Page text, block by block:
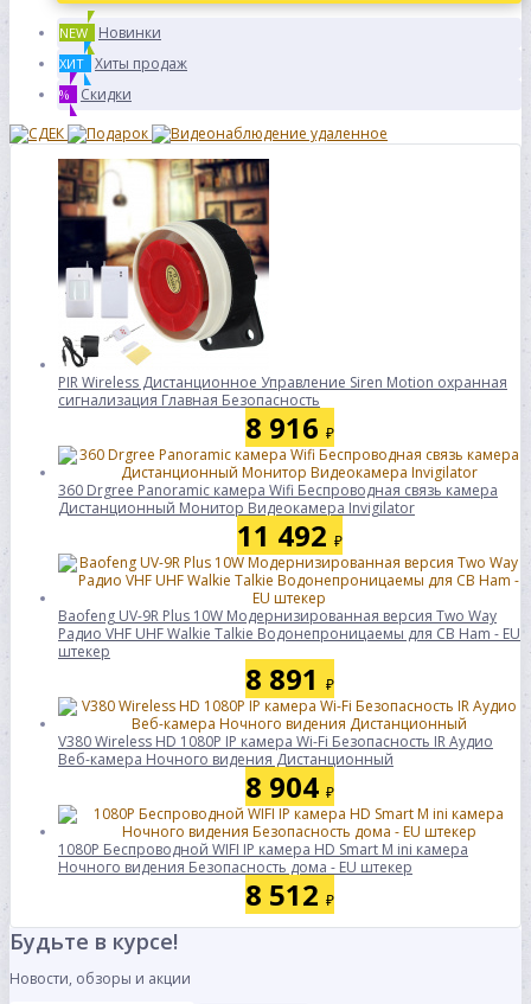
NEW Новинки
ХИТ Хиты продаж
% Скидки
PIR Wireless Дистанционное Управление Siren Motion охранная
сигнализация Главная Безопасность
8 916 ₽
360 Drgree Panoramic камера Wifi Беспроводная связь камера
Дистанционный Монитор Видеокамера Invigilator
11 492 ₽
Baofeng UV-9R Plus 10W Модернизированная версия Two Way
Радио VHF UHF Walkie Talkie Водонепроницаемы для CB Ham - EU
штекер
8 891 ₽
V380 Wireless HD 1080P IP камера Wi-Fi Безопасность IR Аудио
Веб-камера Ночного видения Дистанционный
8 904 ₽
1080P Беспроводной WIFI IP камера HD Smart M ini камера
Ночного видения Безопасность дома - EU штекер
8 512 ₽
Будьте в курсе!
Новости, обзоры и акции